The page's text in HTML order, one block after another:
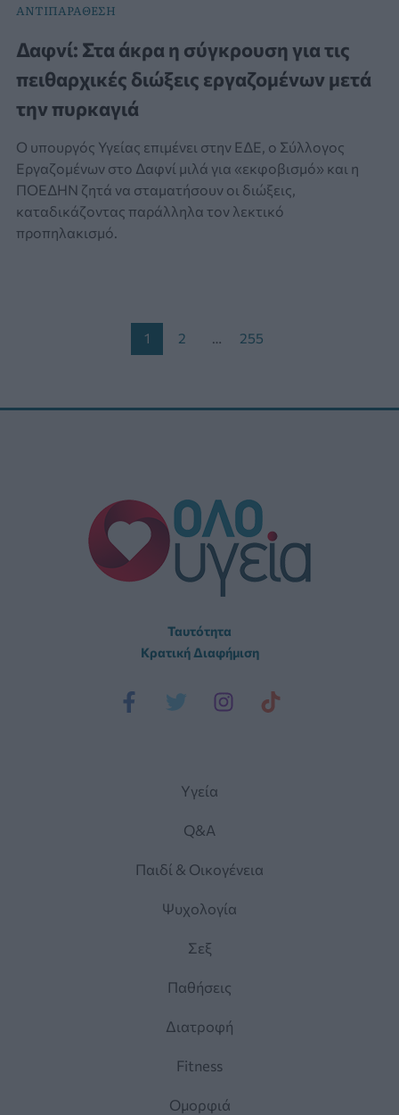
ΑΝΤΙΠΑΡΑΘΕΣΗ
Δαφνί: Στα άκρα η σύγκρουση για τις
πειθαρχικές διώξεις εργαζομένων μετά
την πυρκαγιά
Ο υπουργός Υγείας επιμένει στην ΕΔΕ, ο Σύλλογος
Εργαζομένων στο Δαφνί μιλά για «εκφοβισμό» και η
ΠΟΕΔΗΝ ζητά να σταματήσουν οι διώξεις,
καταδικάζοντας παράλληλα τον λεκτικό
προπηλακισμό.
1 2 … 255
Ταυτότητα
Κρατική Διαφήμιση
Yγεία
Q&A
Παιδί & Οικογένεια
Ψυχολογία
Σεξ
Παθήσεις
Διατροφή
Fitness
Ομορφιά